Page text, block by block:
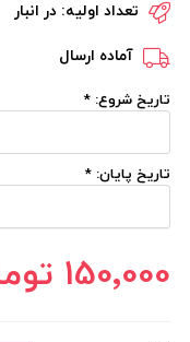
تعداد اولیه: در انبار
آماده ارسال
تاریخ شروع:*
تاریخ پایان:*
150٬000 تومان